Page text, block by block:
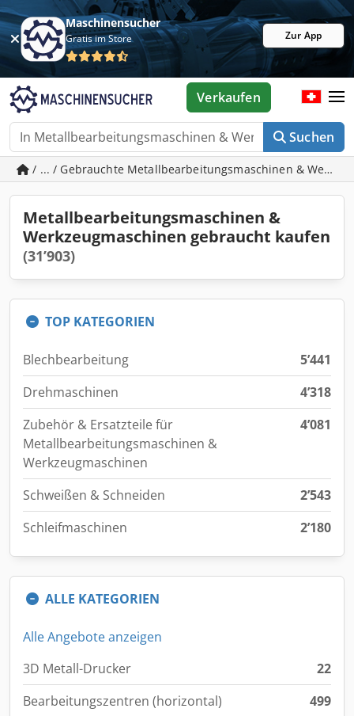
Maschinensucher
Gratis im Store Zur App
Suchen
Verkaufen
/ ... / Gebrauchte Metallbearbeitungsmaschinen &
Metallbearbeitungsmaschinen &
Werkzeugmaschinen gebraucht kaufen
(31’903)
TOP KATEGORIEN
Blechbearbeitung
5’441
Drehmaschinen
4’318
Zubehör & Ersatzteile für
Metallbearbeitungsmaschinen &
Werkzeugmaschinen
4’081
Schweißen & Schneiden
2’543
Schleifmaschinen
2’180
ALLE KATEGORIEN
Alle Angebote anzeigen
3D Metall-Drucker
22
Bearbeitungszentren (horizontal)
499